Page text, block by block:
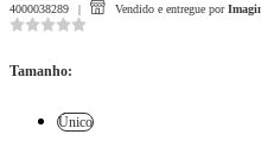
4000038289 Vendido e entregue por
Tamanho:
Único